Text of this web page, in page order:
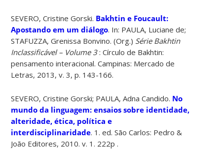
SEVERO, Cristine Gorski. Bakhtin e Foucault:
Apostando em um diálogo. In: PAULA, Luciane de;
STAFUZZA, Grenissa Bonvino. (Org.) Série Bakhtin
Inclassificável – Volume 3: Círculo de Bakhtin:
pensamento interacional. Campinas: Mercado de
Letras, 2013, v. 3, p. 143-166.
SEVERO, Cristine Gorski; PAULA, Adna Candido. No
mundo da linguagem: ensaios sobre identidade,
alteridade, ética, política e
interdisciplinaridade. 1. ed. São Carlos: Pedro &
João Editores, 2010. v. 1. 222p .